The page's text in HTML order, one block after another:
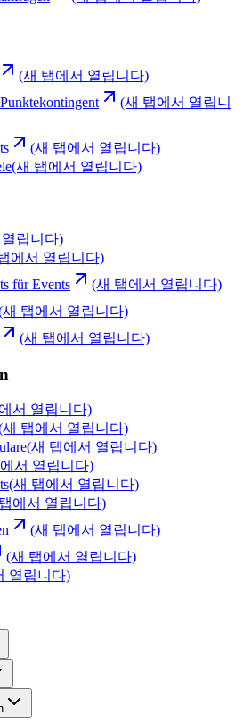
(새 탭에서 열립니다)
(새 탭에서 열립니
(새 탭에서 열립니다)
(새 탭에서 열립니다)
립니다)
에서 열립니다)
für Events
(새 탭에서 열립니다)
새 탭에서 열립니다)
(새 탭에서 열립니다)
서 열립니다)
새 탭에서 열립니다)
(새 탭에서 열립니다)
서 열립니다)
(새 탭에서 열립니다)
에서 열립니다)
(새 탭에서 열립니다)
(새 탭에서 열립니다)
열립니다)